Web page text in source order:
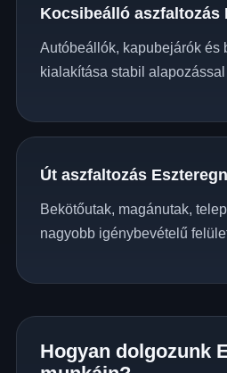
Kocsibeálló aszfaltozás
Autóbeállók, kapubejárók és
kialakítása stabil
Út aszfaltozás
Bekötőutak, magánutak,
nagyobb igénybevételű
Hogyan dolgozunk